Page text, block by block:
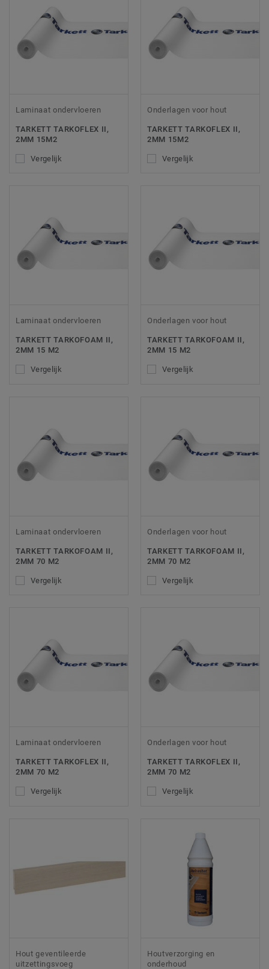
Laminaat ondervloeren
TARKETT TARKOFLEX II,
2MM 15M2
Vergelijk
Onderlagen voor hout
TARKETT TARKOFLEX II,
2MM 15M2
Vergelijk
Laminaat ondervloeren
TARKETT TARKOFOAM II,
2MM 15 M2
Vergelijk
Onderlagen voor hout
TARKETT TARKOFOAM II,
2MM 15 M2
Vergelijk
Laminaat ondervloeren
TARKETT TARKOFOAM II,
2MM 70 M2
Vergelijk
Onderlagen voor hout
TARKETT TARKOFOAM II,
2MM 70 M2
Vergelijk
Laminaat ondervloeren
TARKETT TARKOFLEX II,
2MM 70 M2
Vergelijk
Onderlagen voor hout
TARKETT TARKOFLEX II,
2MM 70 M2
Vergelijk
Hout geventileerde
uitzettingsvoeg
Houtverzorging en
onderhoud